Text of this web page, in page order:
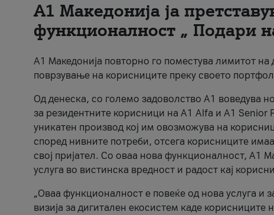
А1 Македонија ја
функционалност „ Подари
А1 Македонија повторно го поместува лимитот
поврзување на корисниците преку своето
Од денеска, со големо задоволство А1 воведува
за резидентните корисници на А1 Alfa и A1
уникатен производ кој им овозможува на
според нивните потреби, отсега корисниците
свој пријател. Со оваа нова функционалност, А1
услуга во вистинска вредност и радост кај
„Оваа функционалност е повеќе од нова услуга и
визија за дигитален екосистем каде